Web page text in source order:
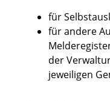
für
für andere
der
jeweiligen